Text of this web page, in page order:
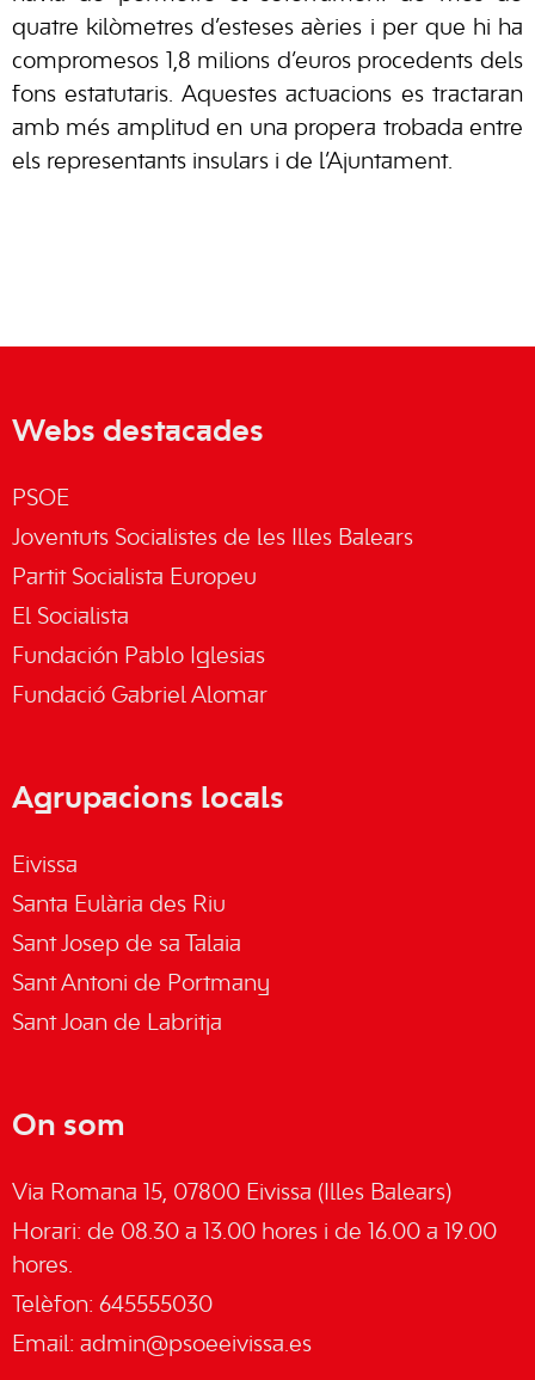
quatre kilòmetres d’esteses aèries i per que hi ha
compromesos 1,8 milions d’euros procedents dels
fons estatutaris. Aquestes actuacions es tractaran
amb més amplitud en una propera trobada entre
els representants insulars i de l’Ajuntament.
Webs destacades
PSOE
Joventuts Socialistes de les Illes Balears
Partit Socialista Europeu
El Socialista
Fundación Pablo Iglesias
Fundació Gabriel Alomar
Agrupacions locals
Eivissa
Santa Eulària des Riu
Sant Josep de sa Talaia
Sant Antoni de Portmany
Sant Joan de Labritja
On som
Via Romana 15, 07800 Eivissa (Illes Balears)
Horari: de 08.30 a 13.00 hores i de 16.00 a 19.00
hores.
Telèfon: 645555030
Email: admin@psoeeivissa.es